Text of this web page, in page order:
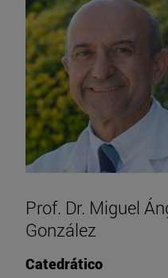
Prof. Dr. Miguel
González
Catedrático